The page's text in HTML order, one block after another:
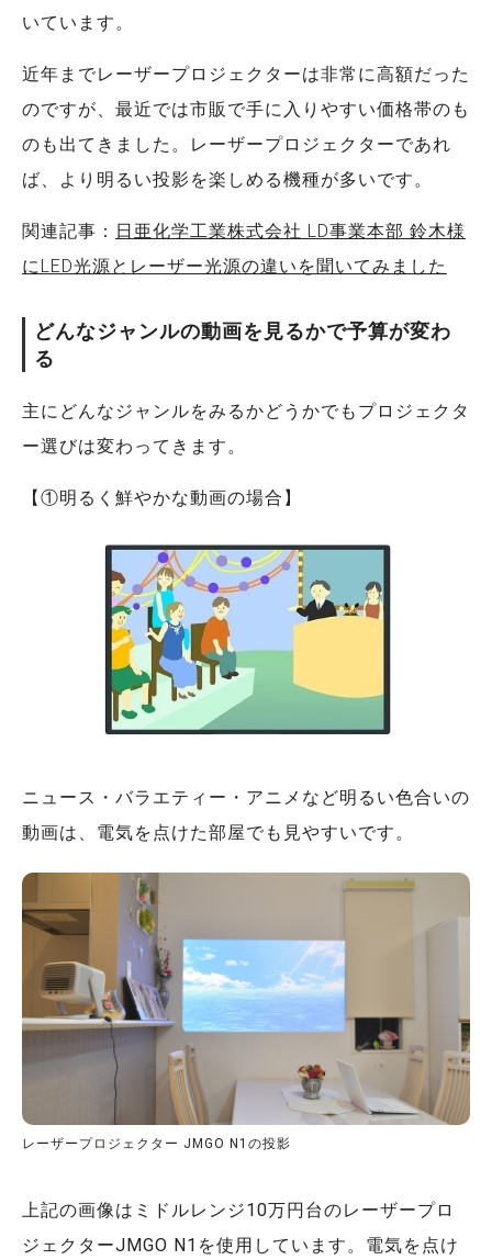
いています。
近年までレーザープロジェクターは非常に高額だった
のですが、最近では市販で手に入りやすい価格帯のも
のも出てきました。レーザープロジェクターであれ
ば、より明るい投影を楽しめる機種が多いです。
関連記事： 日亜化学工業株式会社 LD事業本部 鈴木様
にLED光源とレーザー光源の違いを聞いてみました
どんなジャンルの動画を見るかで予算が変わ
る
主にどんなジャンルをみるかどうかでもプロジェクタ
ー選びは変わってきます。
【①明るく鮮やかな動画の場合】
ニュース・バラエティー・アニメなど明るい色合いの
動画は、電気を点けた部屋でも見やすいです。
レーザープロジェクター JMGO N1の投影
上記の画像はミドルレンジ10万円台のレーザープロ
ジェクターJMGO N1を使用しています。電気を点け